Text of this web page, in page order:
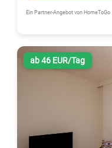
Ein Partner-Angebot von HomeToGo
ab 46 EUR/Tag